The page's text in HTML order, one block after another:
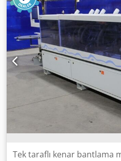
yüzey kazıyıcı bıçaklar,
ünitesine sahiptir. Bu BRANDT
bantlama makinesini satın
Daha fazla bilgi için bize
ünitesi • Yapıştırma ünitesi •
ünitesi • Şekillendirme
T Esuor • Profil kazıyıcı bıçaklar
Parlatma ünitesi • Yiv açma
Tek taraflı kenar bantlama